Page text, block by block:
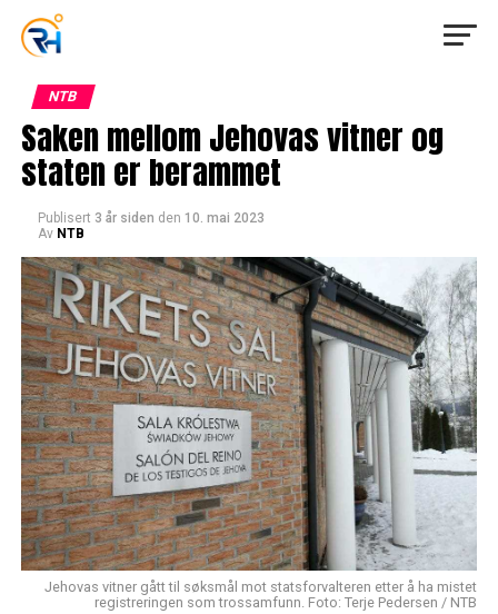
NTB
Saken mellom Jehovas vitner og
staten er berammet
Publisert 3 år siden den 10. mai 2023
Av NTB
Jehovas vitner gått til søksmål mot statsforvalteren etter å ha mistet
registreringen som trossamfunn. Foto: Terje Pedersen / NTB